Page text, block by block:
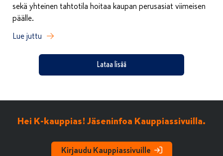
sekä yhteinen tahtotila hoitaa kaupan perusasiat viimeisen
päälle.
Lue juttu
Lataa lisää
Hei K-kauppias! Jäseninfoa Kauppiassivuilla.
Kirjaudu Kauppiassivuille